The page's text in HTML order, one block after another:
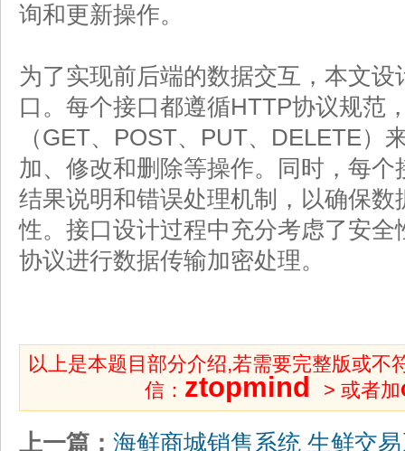
询和更新操作。
为了实现前后端的数据交互，本文设
口。每个接口都遵循HTTP协议规范
（GET、POST、PUT、DELETE）
加、修改和删除等操作。同时，每
结果说明和错误处理机制，以确保
性。接口设计过程中充分考虑了安
协议进行数据传输加密处理。
以上是本题目部分介绍,若需要完整版或不
信： ztopmind > 或者加
上一篇： 海鲜商城销售系统 生鲜交